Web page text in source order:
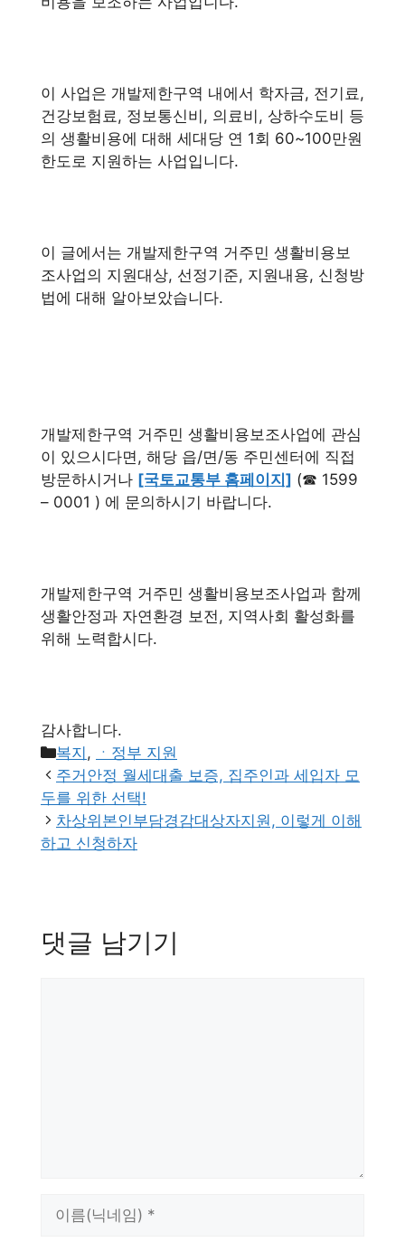
이 사업은 개발제한구역 내에서 학자금, 전기료,
건강보험료, 정보통신비, 의료비, 상하수도비 등
의 생활비용에 대해 세대당 연 1회 60~100만원
한도로 지원하는 사업입니다.
이 글에서는 개발제한구역 거주민 생활비용보
조사업의 지원대상, 선정기준, 지원내용, 신청방
법에 대해 알아보았습니다.
개발제한구역 거주민 생활비용보조사업에 관심
이 있으시다면, 해당 읍/면/동 주민센터에 직접
방문하시거나 [국토교통부 홈페이지] (☎ 1599
– 0001 ) 에 문의하시기 바랍니다.
개발제한구역 거주민 생활비용보조사업과 함께
생활안정과 자연환경 보전, 지역사회 활성화를
위해 노력합시다.
감사합니다.
카
테
고
리
복지 ,
ㆍ정부 지원
주거안정 월세대출 보증, 집주인과 세입자 모
두를 위한 선택!
차상위본인부담경감대상자지원, 이렇게 이해
하고 신청하자
댓글 남기기